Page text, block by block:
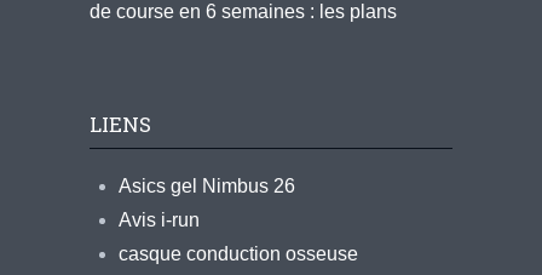
de course en 6 semaines : les plans
LIENS
Asics gel Nimbus 26
Avis i-run
casque conduction osseuse